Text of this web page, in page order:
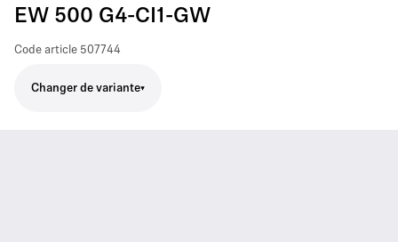
EW 500 G4-CI1-GW
Code article 507744
Changer de variante